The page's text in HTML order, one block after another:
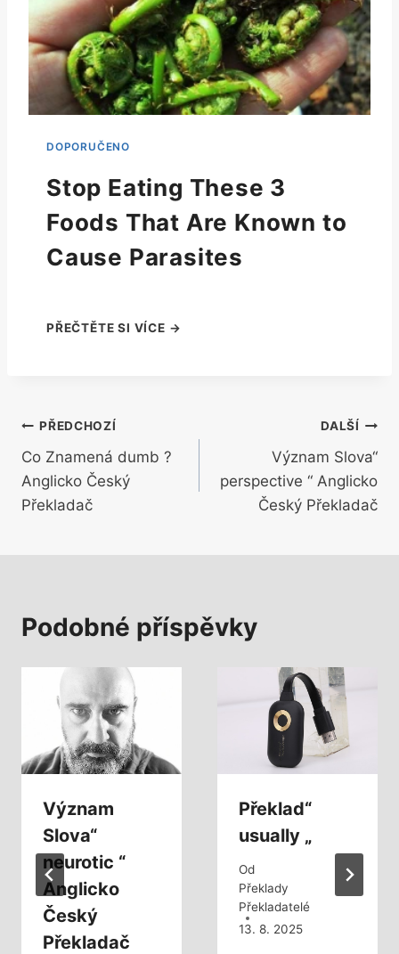
Stop Eating These 3
Foods That Are Known to
Cause Parasites
Navigace
pro
příspěvek
PŘEDCHOZÍ
Co Znamená dumb ?
Anglicko Český
Překladač
DALŠÍ
Význam Slova“
perspective “ Anglicko
Český Překladač
Podobné příspěvky
Význam
Slova“
neurotic “
Anglicko
Český
Překladač
Překlad“
usually „
Od
Překlady
Překladatelé
13. 8. 2025